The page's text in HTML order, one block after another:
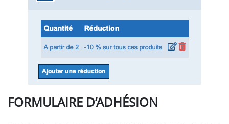
FORMULAIRE D’ADHÉSION